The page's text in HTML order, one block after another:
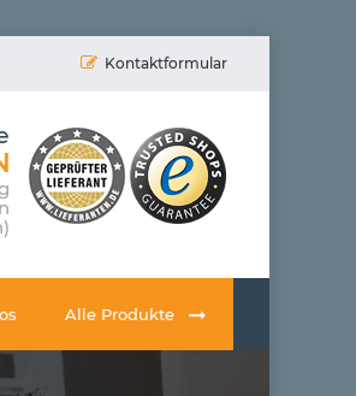
Kontaktformular
Alle Produkte